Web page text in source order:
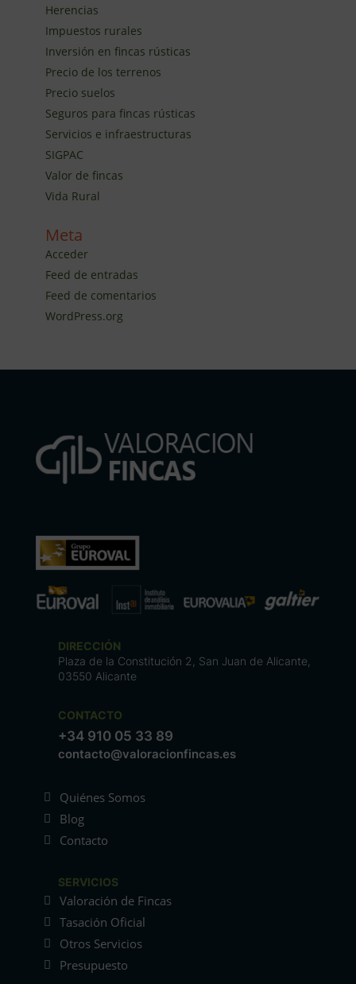
Herencias
Impuestos rurales
Inversión en fincas rústicas
Precio de los terrenos
Precio suelos
Seguros para fincas rústicas
Servicios e infraestructuras
SIGPAC
Valor de fincas
Vida Rural
Meta
Acceder
Feed de entradas
Feed de comentarios
WordPress.org
DIRECCIÓN
Plaza de la Constitución 2, San Juan de Alicante,
03550 Alicante
CONTACTO
+34 910 05 33 89
contacto@valoracionfincas.es
Quiénes Somos
Blog
Contacto
SERVICIOS
Valoración de Fincas
Tasación Oficial
Otros Servicios
Presupuesto